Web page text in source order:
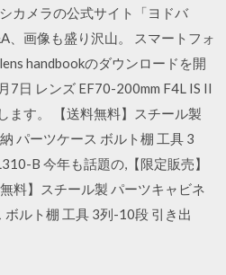
カメラの公式サイト「ヨドバ
、画像も盛り沢山。 スマートフォ
handbookのダウンロードを開
7日 レンズ EF70-200mm F4L IS II
ます。 【送料無料】スチール製
パーツケース ボルト棚 工具 3
B 今年も話題の,【限定販売】
料】スチール製 パーツキャビネ
ボルト棚 工具 3列-10段 引き出